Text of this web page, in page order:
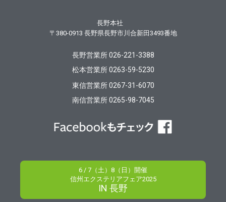
長野本社
〒380-0913 長野県長野市川合新田3493番地
長野営業所 026-221-3388
松本営業所 0263-59-5230
東信営業所 0267-31-6070
南信営業所 0265-98-7045
6 / 7（土）8（日）開催
信州エクステリアフェア2025
IN 長野